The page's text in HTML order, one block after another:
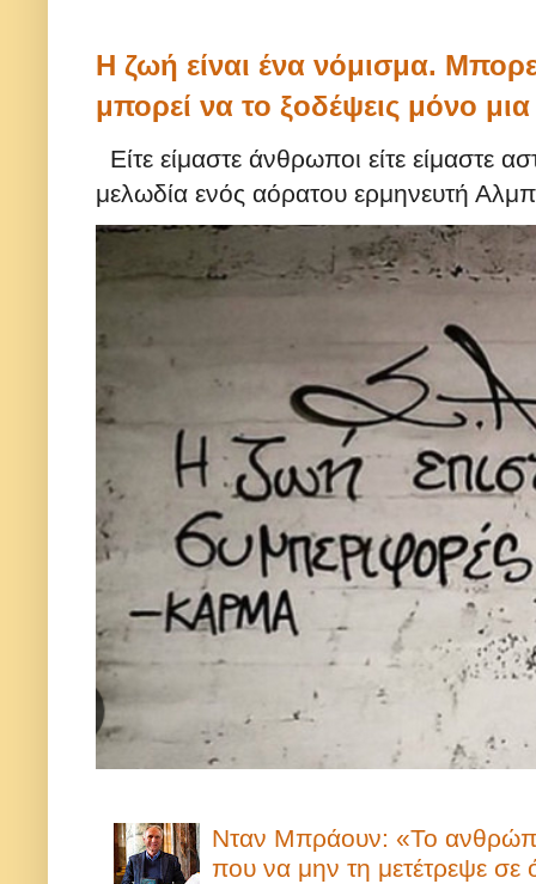
Η ζωή είναι ένα νόμισμα.
μπορεί να το ξοδέψεις μόνο
Είτε είμαστε άνθρωποι είτε είμαστε
μελωδία ενός αόρατου ερμηνευτή
Νταν Μπράουν: «Το
που να μην τη μετέτρεψε σε